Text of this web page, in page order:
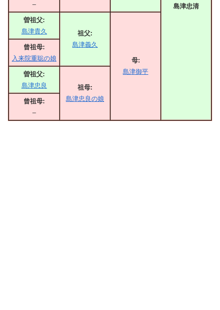
島津忠清
–
曽祖父:
島津貴久
祖父:
島津義久
母:
島津御平
曾祖母:
入来院重聡の娘
曽祖父:
島津忠良
祖母:
島津忠良の娘
曾祖母:
–